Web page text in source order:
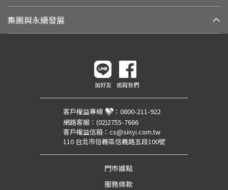
集團與永續發展
加好友 追蹤我們
客戶權益專線 ： 0800-211-922
網路客服： (02)2755-7666
客戶權益信箱： cs@sinyi.com.tw
110 台北市信義區信義路五段100號
門市據點
服務條款